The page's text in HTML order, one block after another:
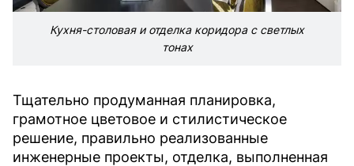
Кухня-столовая и отделка коридора с светлых
тонах
Тщательно продуманная планировка,
грамотное цветовое и стилистическое
решение, правильно реализованные
инженерные проекты, отделка, выполненная